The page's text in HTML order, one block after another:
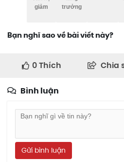
giảm
trưởng
Bạn nghĩ sao về bài viết này?
0Thích Chia
Bình luận
Gửi bình luận